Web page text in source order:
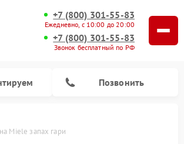
+7 (800) 301-55-83
Ежедневно, с 10:00 до 20:00
+7 (800) 301-55-83
Звонок бесплатный по РФ
Позвонить
Miele запах гари